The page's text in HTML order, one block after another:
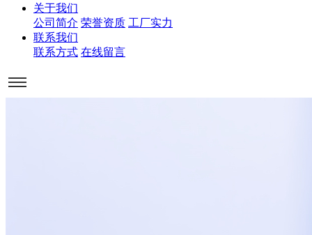
关于我们
公司简介 荣誉资质 工厂实力
联系我们
联系方式 在线留言